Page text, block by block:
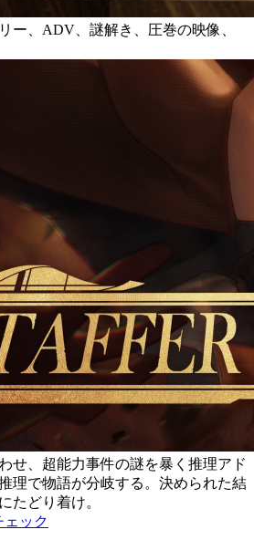
ー、ADV、謎解き、圧巻の映像、
せ、超能力事件の謎を暴く推理アド
理で物語が分岐する。決められた結
たどり着け。
ェック